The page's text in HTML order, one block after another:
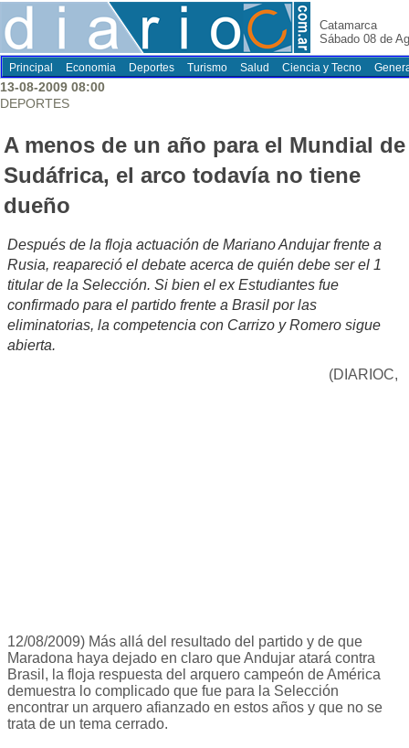
Catamarca
Sábado 08 de
Principal Economia Deportes Turismo Salud Ciencia y Tecno
13-08-2009 08:00
DEPORTES
A menos de un año para el Mundial de
Sudáfrica, el arco todavía no tiene
dueño
Después de la floja actuación de Mariano Andujar frente a
Rusia, reapareció el debate acerca de quién debe ser el 1
titular de la Selección. Si bien el ex Estudiantes fue
confirmado para el partido frente a Brasil por las
eliminatorias, la competencia con Carrizo y Romero sigue
abierta.
(DIARIOC,
12/08/2009) Más allá del resultado del partido y de que
Maradona haya dejado en claro que Andujar atará contra
Brasil, la floja respuesta del arquero campeón de América
demuestra lo complicado que fue para la Selección
encontrar un arquero afianzado en estos años y que no se
trata de un tema cerrado.